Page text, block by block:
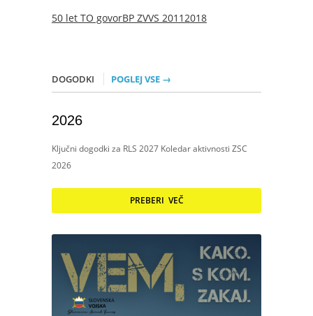
50 let TO govorBP ZVVS 20112018
DOGODKI POGLEJ VSE →
2026
Ključni dogodki za RLS 2027 Koledar aktivnosti ZSC
2026
PREBERI VEČ